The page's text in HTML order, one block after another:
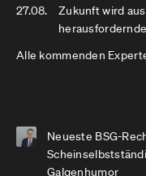
27.08.
Zukunft wird
Alle kommenden
Neueste BSG-
Galgenhumor